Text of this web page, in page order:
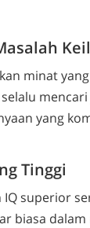
minat
yang
Tinggi
IQ superior
biasa